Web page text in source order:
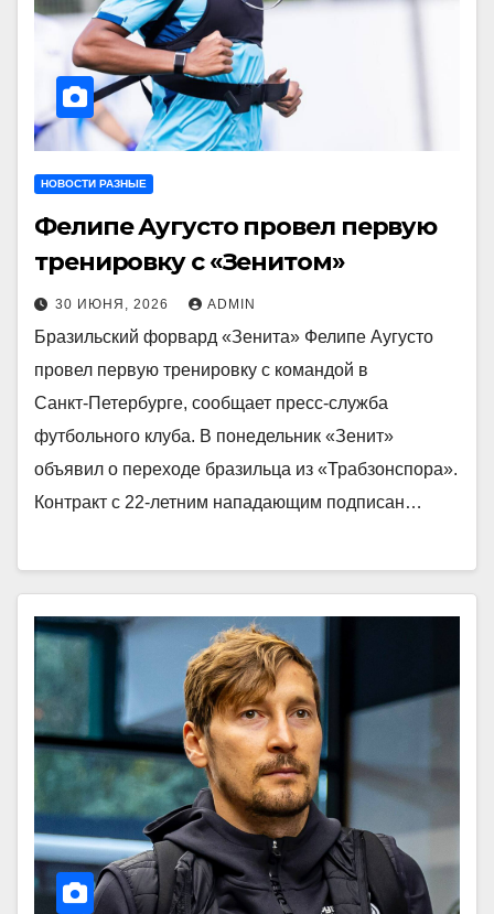
НОВОСТИ РАЗНЫЕ
Фелипе Аугусто провел первую
тренировку с «Зенитом»
30 ИЮНЯ, 2026 ADMIN
Бразильский форвард «Зенита» Фелипе Аугусто
провел первую тренировку с командой в
Санкт‑Петербурге, сообщает пресс‑служба
футбольного клуба. В понедельник «Зенит»
объявил о переходе бразильца из «Трабзонспора».
Контракт с 22‑летним нападающим подписан…